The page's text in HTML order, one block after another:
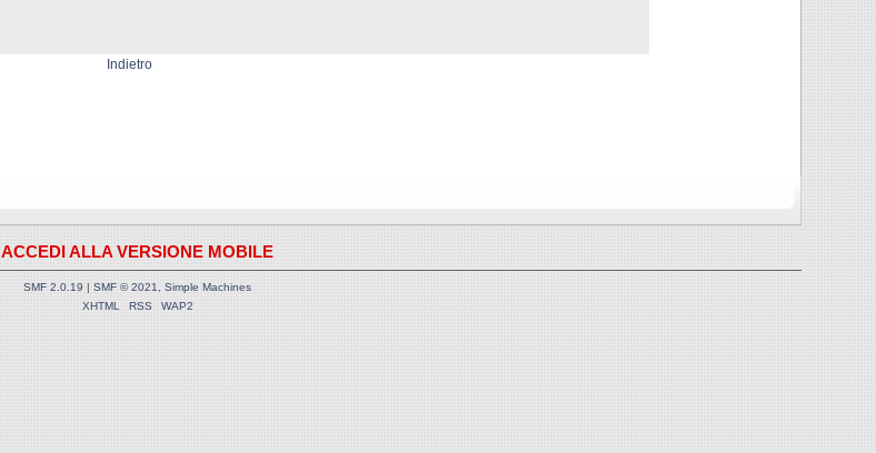
Indietro
ACCEDI ALLA VERSIONE MOBILE
SMF 2.0.19 | SMF © 2021
Simple Machines
XHTML
RSS WAP2